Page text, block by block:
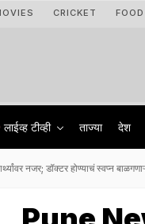
CRICKET FOOD
लाईव्ह टीव्ही ताज्या देश
नजर; डॉक्टर होण्याचं स्वप्न